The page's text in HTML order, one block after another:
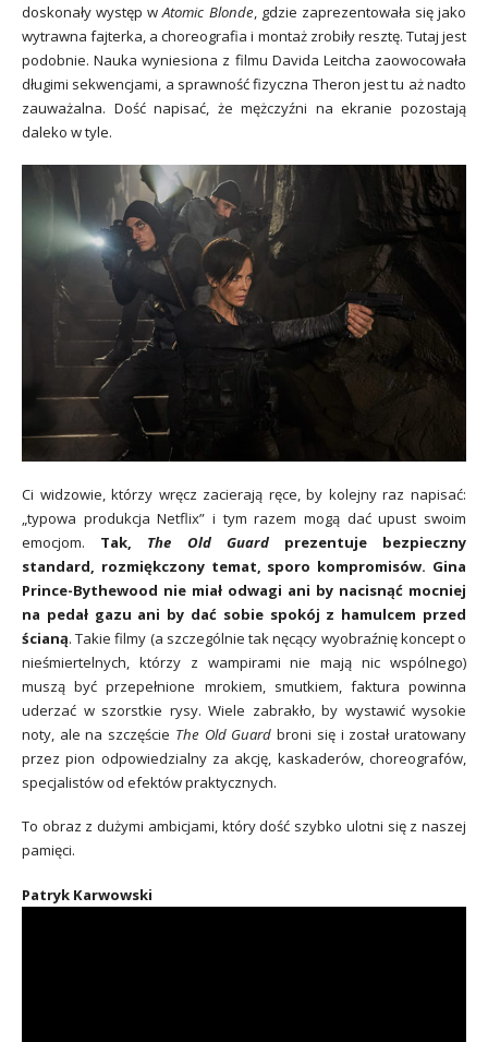
doskonały występ wAtomic Blonde, gdzie zaprezentowała się jako
wytrawna fajterka, a choreografia i montaż zrobiły resztę. Tutaj jest
podobnie. Nauka wyniesiona z filmu Davida Leitcha zaowocowała
długimi sekwencjami, a sprawność fizyczna Theron jest tu aż nadto
zauważalna. Dość napisać, że mężczyźni na ekranie pozostają
daleko w tyle.
Ci widzowie, którzy wręcz zacierają ręce, by kolejny raz napisać:
„typowa produkcja Netflix” i tym razem mogą dać upust swoim
emocjom. Tak, The Old Guardprezentuje bezpieczny
standard, rozmiękczony temat, sporo kompromisów. Gina
Prince-Bythewood nie miał odwagi ani by nacisnąć mocniej
na pedał gazu ani by dać sobie spokój z hamulcem przed
ścianą. Takie filmy (a szczególnie tak nęcący wyobraźnię koncept o
nieśmiertelnych, którzy z wampirami nie mają nic wspólnego)
muszą być przepełnione mrokiem, smutkiem, faktura powinna
uderzać w szorstkie rysy. Wiele zabrakło, by wystawić wysokie
noty, ale na szczęście The Old Guard broni się i został uratowany
przez pion odpowiedzialny za akcję, kaskaderów, choreografów,
specjalistów od efektów praktycznych.
To obraz z dużymi ambicjami, który dość szybko ulotni się z naszej
pamięci.
Patryk Karwowski